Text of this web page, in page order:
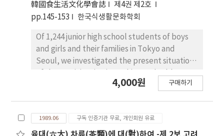
sets being arranged on a single table. Soy and
bean paste were ruled out from kind of sets.
Kinds of dishes served with a meal generally
were cooked rice (飯), soup (羹), heavy soup
(助致), jerked meat (佐飯), meat fish and
others broiled with seasoning (灸伊), salted
fish shrimp and etc, cooked potherbs and
potherbs (菜), pickled vegetables (沈菜, 淡沈
fish and vegetable in the composition of a
menu were well arranged.
韓國食生活文化學會誌
제4권 제2호
pp.145-153
한국식생활문화학회
Of 1,244 junior high school students of boys
and girls and their families in Tokyo and
Seoul, we investigated the present situations
manners. In both countries, the average age
full-time salaried workers, while that of
mothers' in Japan was 63%, in Korea 23%.
4,000원 구매하기
1989.06 구독 인증기관 무료, 개인회원 유료